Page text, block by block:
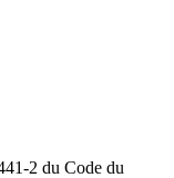
2 du Code du